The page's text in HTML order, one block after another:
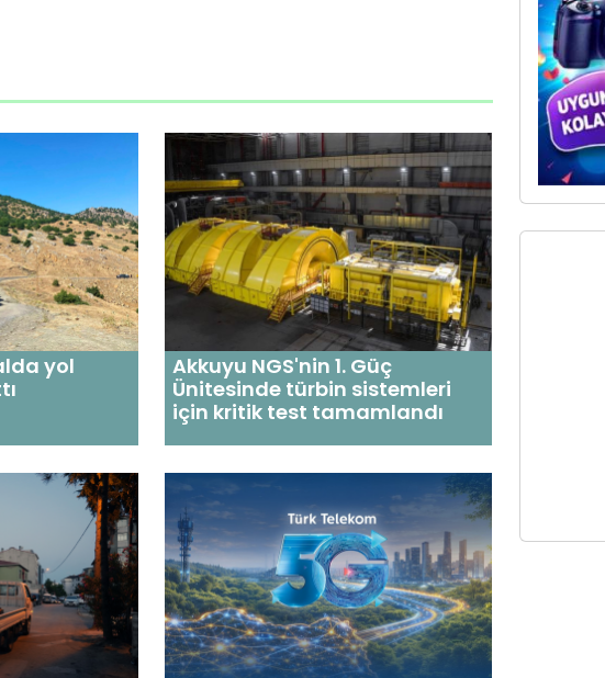
yol
Akkuyu NGS'nin 1. Güç
Ünitesinde türbin sistemleri
için kritik test tamamlandı